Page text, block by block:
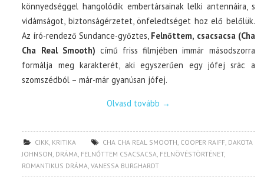
könnyedséggel hangolódik embertársainak lelki antennáira, s
vidámságot, biztonságérzetet, önfeledtséget hoz elő belőlük.
Az író-rendező Sundance-győztes, Felnőttem, csacsacsa (Cha
Cha Real Smooth) című friss filmjében immár másodszorra
formálja meg karakterét, aki egyszerűen egy jófej srác a
szomszédból – már-már gyanúsan jófej.
Olvasd tovább →
CIKK, KRITIKA CHA CHA REAL SMOOTH, COOPER RAIFF, DAKOTA
JOHNSON, DRÁMA, FELNŐTTEM CSACSACSA, FELNÖVÉSTÖRTÉNET,
ROMANTIKUS DRÁMA,VANESSA BURGHARDT